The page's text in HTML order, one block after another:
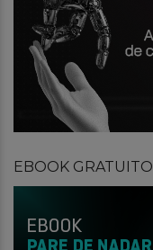
EBOOK GRATUITO